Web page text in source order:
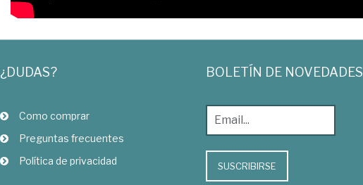
¿DUDAS?
Como comprar
Preguntas frecuentes
Política de privacidad
BOLETÍN DE NOVEDADES
SUSCRIBIRSE